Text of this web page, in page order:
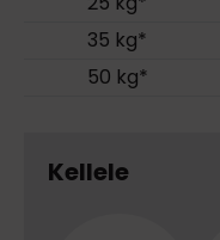
35 kg*
50 kg*
Kellele